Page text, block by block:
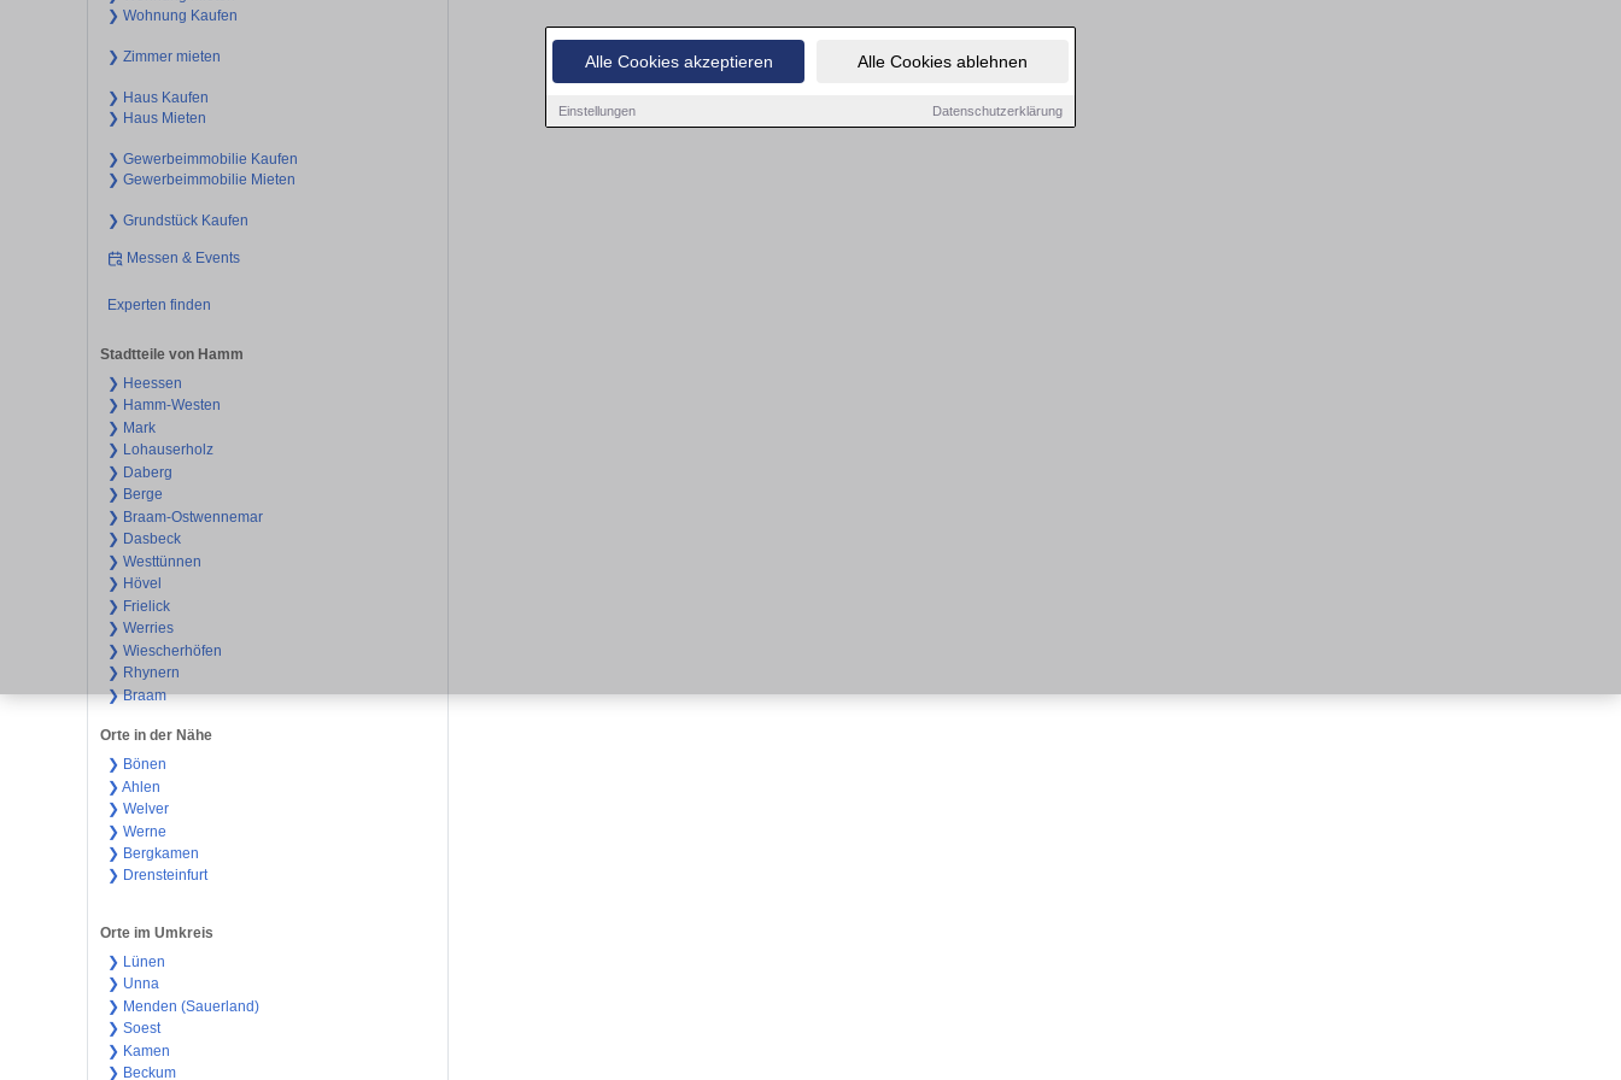
Alle Cookies akzeptieren Alle Cookies ablehnen
Einstellungen Datenschutzerklärung
❯ Wohnung Kaufen
❯ Zimmer mieten
❯ Haus Kaufen
❯ Haus Mieten
❯ Gewerbeimmobilie Kaufen
❯ Gewerbeimmobilie Mieten
❯ Grundstück Kaufen
Messen & Events
Experten finden
Stadtteile von Hamm
❯ Heessen
❯ Hamm-Westen
❯ Mark
❯ Lohauserholz
❯ Daberg
❯ Berge
❯ Braam-Ostwennemar
❯ Dasbeck
❯ Westtünnen
❯ Hövel
❯ Frielick
❯ Werries
❯ Wiescherhöfen
❯ Rhynern
❯ Braam
Orte in der Nähe
❯ Bönen
❯ Ahlen
❯ Welver
❯ Werne
❯ Bergkamen
❯ Drensteinfurt
Orte im Umkreis
❯ Lünen
❯ Unna
❯ Menden (Sauerland)
❯ Soest
❯ Kamen
❯ Beckum